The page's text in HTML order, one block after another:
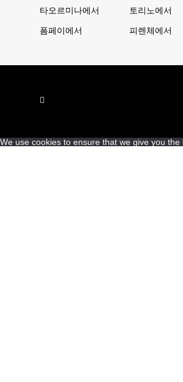
타오르미나에서 토리노에서
폼페이에서 피렌체에서
We use cookies to ensure that we give you